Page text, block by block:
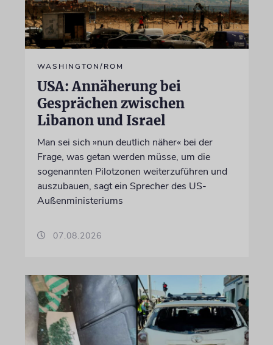
WASHINGTON/ROM
USA: Annäherung bei
Gesprächen zwischen
Libanon und Israel
Man sei sich »nun deutlich näher« bei der
Frage, was getan werden müsse, um die
sogenannten Pilotzonen weiterzuführen und
auszubauen, sagt ein Sprecher des US-
Außenministeriums
07.08.2026